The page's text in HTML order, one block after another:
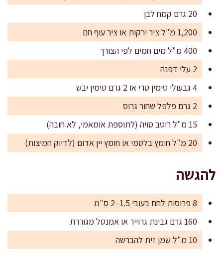
20 גרם קמח לבן
1,200 מ"ל ציר ירקות או ציר עוף חם
400 מ"ל מים חמים לפי הצורך
2 עלי דפנה
4 גבעולי טימין טרי או 2 גרם טימין יבש
2 גרם פלפל שחור גרוס
15 מ"ל רוטב סויה (לתוספת אומאמי, לא חובה)
20 מ"ל חומץ בלסמי או חומץ יין אדום (לדיוק חמיצות)
להגשה
8 פרוסות לחם בעובי 1.5–2 ס"מ
160 גרם גבינת גרוייר או אמנטל מגוררת
10 מ"ל שמן זית להברשה